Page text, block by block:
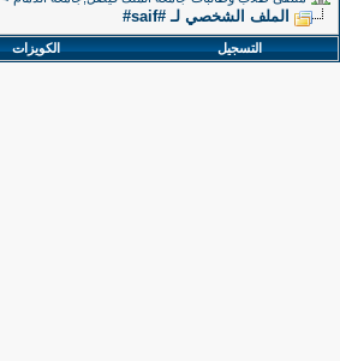
الملف الشخصي لـ #saif#
التسجيل الكويزات